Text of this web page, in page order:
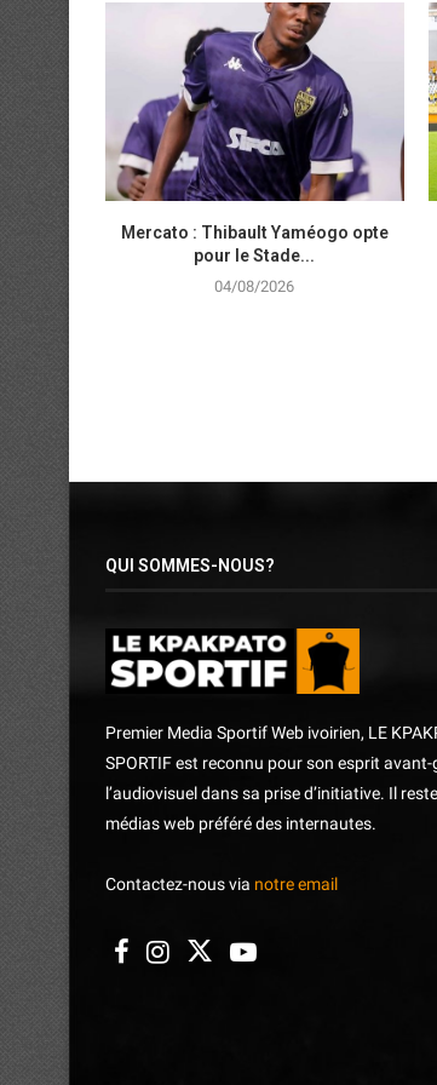
Mercato : Thibault Yaméogo opte
pour le Stade...
04/08/2026
QUI SOMMES-NOUS?
Premier Media Sportif Web ivoirien, LE
SPORTIF est reconnu pour son esprit
l’audiovisuel dans sa prise d’initiative. Il
médias web préféré des internautes.
Contactez-nous via notre email